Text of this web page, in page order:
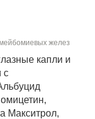
желез
капли и
с
Макситрол,